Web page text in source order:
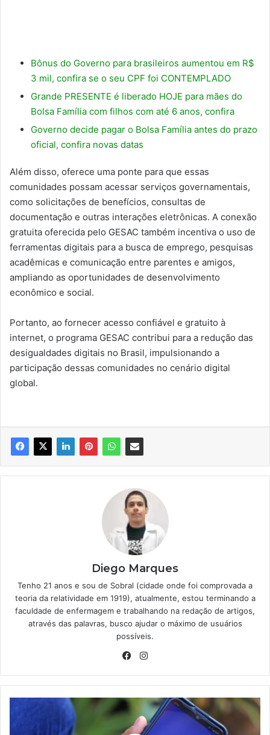
Bônus do Governo para brasileiros aumentou em R$
3 mil, confira se o seu CPF foi CONTEMPLADO
Grande PRESENTE é liberado HOJE para mães do
Bolsa Família com filhos com até 6 anos, confira
Governo decide pagar o Bolsa Família antes do prazo
oficial, confira novas datas
Além disso, oferece uma ponte para que essas
comunidades possam acessar serviços governamentais,
como solicitações de benefícios, consultas de
documentação e outras interações eletrônicas. A conexão
gratuita oferecida pelo GESAC também incentiva o uso de
ferramentas digitais para a busca de emprego, pesquisas
acadêmicas e comunicação entre parentes e amigos,
ampliando as oportunidades de desenvolvimento
econômico e social.
Portanto, ao fornecer acesso confiável e gratuito à
internet, o programa GESAC contribui para a redução das
desigualdades digitais no Brasil, impulsionando a
participação dessas comunidades no cenário digital
global.
Diego Marques
Tenho 21 anos e sou de Sobral (cidade onde foi comprovada a
teoria da relatividade em 1919), atualmente, estou terminando a
faculdade de enfermagem e trabalhando na redação de artigos,
através das palavras, busco ajudar o máximo de usuários
possíveis.
Facebook
benefícios
previdenciários